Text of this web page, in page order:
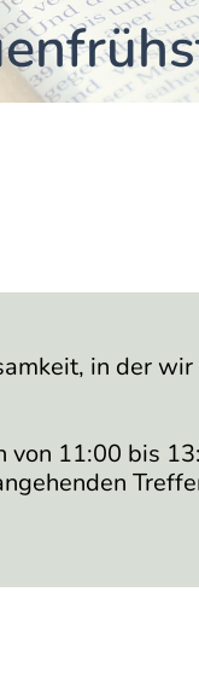
in der
11:00 bis